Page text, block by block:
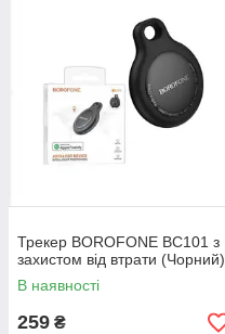
Трекер BOROFONE BC101 з
захистом від втрати (Чорний)
В наявності
259 ₴